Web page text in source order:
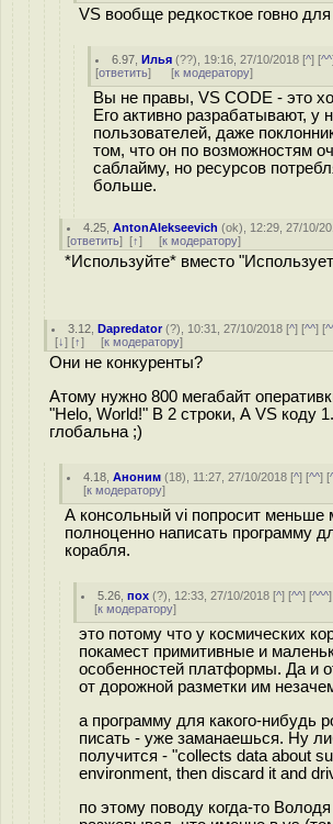
VS вообще редкосткое гoвно
6.97 ,Илья (??), 19:16, 27/10/2018 [^] [^^
[ответить] [к модератору]
Вы не правы, VS CODE - это
Его активно разрабатывают, у
пользователей, даже
том, что он по возможностям
саблайму, но ресурсов
больше.
4.25 ,AntonAlekseevich (ok), 12:29, 27/10/
[ответить] [↑] [к модератору]
*Используйте* вместо
3.12 ,Dapredator(?), 10:31, 27/10/2018 [^] [^^] [
[↓] [↑] [к модератору]
Они не конкуренты?
Атому нужно 800 мегабайт
"Helo, World!" В 2 строки, А VS коду
глобальна ;)
4.18 ,Аноним (18), 11:27, 27/10/2018 [^] [^^] [
[к модератору]
А консольный vi попросит меньше
полноценно написать программу
корабля.
5.26 ,пох (?), 12:33, 27/10/2018 [^] [^^] [^^^
[к модератору]
это потому что у космических
покамест примитивные и
особенностей платформы. Да и
от дорожной разметки им
а программу для какого-нибудь
писать - уже заманаешься. Ну
получится - "collects data about
environment, then discard it and
по этому поводу когда-то